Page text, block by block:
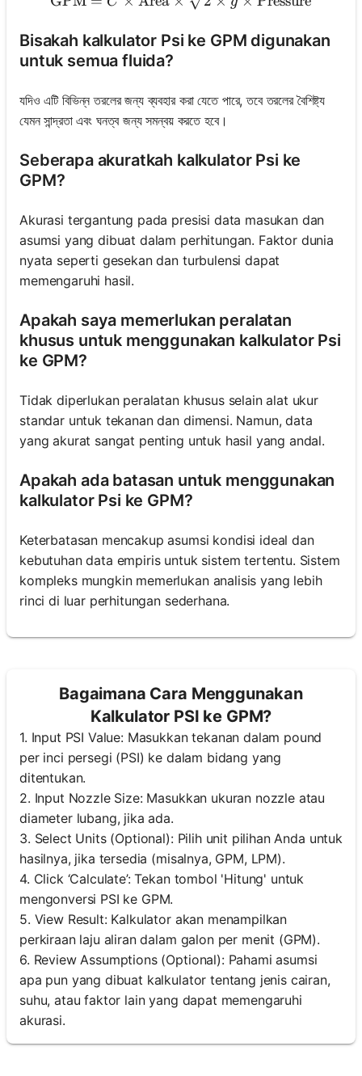
Bisakah kalkulator Psi ke GPM digunakan
untuk semua fluida?
যদিও এটি বিভিন্ন তরলের জন্য ব্যবহার করা যেতে পারে, তবে তরলের বৈশিষ্ট্য
যেমন সান্দ্রতা এবং ঘনত্ব জন্য সমন্বয় করতে হবে।
Seberapa akuratkah kalkulator Psi ke
GPM?
Akurasi tergantung pada presisi data masukan dan
asumsi yang dibuat dalam perhitungan. Faktor dunia
nyata seperti gesekan dan turbulensi dapat
memengaruhi hasil.
Apakah saya memerlukan peralatan
khusus untuk menggunakan kalkulator Psi
ke GPM?
Tidak diperlukan peralatan khusus selain alat ukur
standar untuk tekanan dan dimensi. Namun, data
yang akurat sangat penting untuk hasil yang andal.
Apakah ada batasan untuk menggunakan
kalkulator Psi ke GPM?
Keterbatasan mencakup asumsi kondisi ideal dan
kebutuhan data empiris untuk sistem tertentu. Sistem
kompleks mungkin memerlukan analisis yang lebih
rinci di luar perhitungan sederhana.
Bagaimana Cara Menggunakan
Kalkulator PSI ke GPM?
1. Input PSI Value: Masukkan tekanan dalam pound
per inci persegi (PSI) ke dalam bidang yang
ditentukan.
2. Input Nozzle Size: Masukkan ukuran nozzle atau
diameter lubang, jika ada.
3. Select Units (Optional): Pilih unit pilihan Anda untuk
hasilnya, jika tersedia (misalnya, GPM, LPM).
4. Click ‘Calculate’: Tekan tombol 'Hitung' untuk
mengonversi PSI ke GPM.
5. View Result: Kalkulator akan menampilkan
perkiraan laju aliran dalam galon per menit (GPM).
6. Review Assumptions (Optional): Pahami asumsi
apa pun yang dibuat kalkulator tentang jenis cairan,
suhu, atau faktor lain yang dapat memengaruhi
akurasi.